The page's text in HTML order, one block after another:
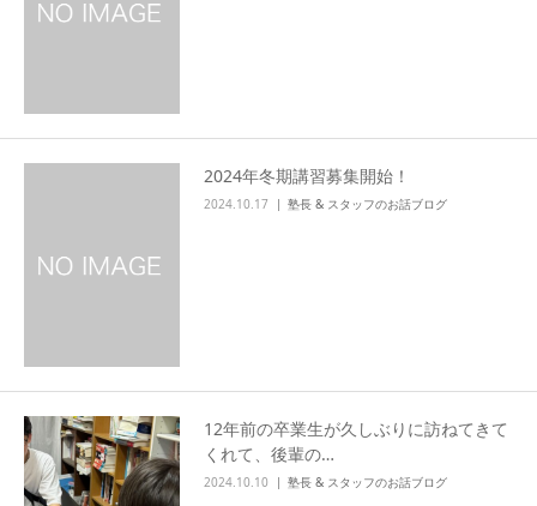
2024年冬期講習募集開始！
2024.10.17 塾長 & スタッフのお話ブログ
12年前の卒業生が久しぶりに訪ねてきて
くれて、後輩の…
2024.10.10 塾長 & スタッフのお話ブログ